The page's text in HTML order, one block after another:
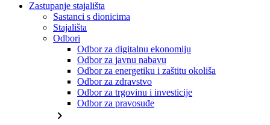
Zastupanje stajališta
Sastanci s dionicima
Stajališta
Odbori
Odbor za digitalnu ekonomiju
Odbor za javnu nabavu
Odbor za energetiku i zaštitu okoliša
Odbor za zdravstvo
Odbor za trgovinu i investicije
Odbor za pravosuđe
chevron_right